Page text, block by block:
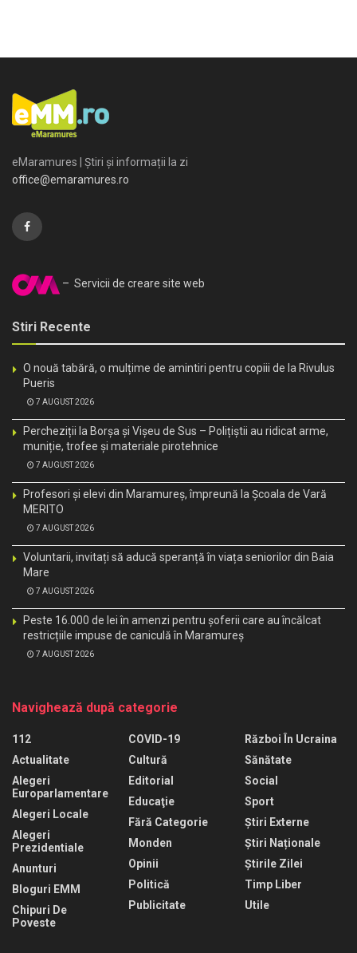
eMaramures | Știri și informații la zi
office@emaramures.ro
– Servicii de creare site web
Stiri Recente
O nouă tabără, o mulțime de amintiri pentru copiii de la Rivulus
Pueris
7 AUGUST 2026
Percheziții la Borșa și Vișeu de Sus – Polițiștii au ridicat arme,
muniție, trofee și materiale pirotehnice
7 AUGUST 2026
Profesori și elevi din Maramureș, împreună la Școala de Vară
MERITO
7 AUGUST 2026
Voluntarii, invitați să aducă speranță în viața seniorilor din Baia
Mare
7 AUGUST 2026
Peste 16.000 de lei în amenzi pentru șoferii care au încălcat
restricțiile impuse de caniculă în Maramureș
7 AUGUST 2026
Navighează după categorie
112
Actualitate
Alegeri
Europarlamentare
Alegeri Locale
Alegeri
Prezidentiale
Anunturi
Bloguri EMM
Chipuri De
Poveste
COVID-19
Cultură
Editorial
Educaţie
Fără Categorie
Monden
Opinii
Politică
Publicitate
Război În Ucraina
Sănătate
Social
Sport
Știri Externe
Știri Naționale
Știrile Zilei
Timp Liber
Utile